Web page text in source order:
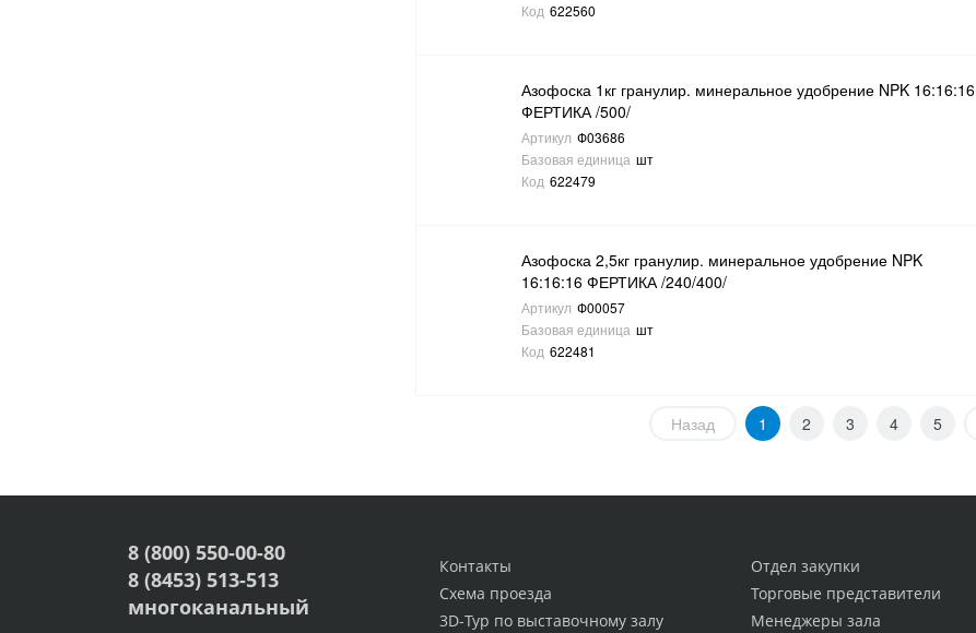
Код 622560
Азофоска 1кг гранулир. минеральное удобрение NPK 16:16:16
ФЕРТИКА /500/
Артикул Ф03686
Базовая единица шт
Код 622479
Азофоска 2,5кг гранулир. минеральное удобрение NPK
16:16:16 ФЕРТИКА /240/400/
Артикул Ф00057
Базовая единица шт
Код 622481
Назад 1 2 3 4 5
Отдел закупки
Торговые представители
Менеджеры зала
Контакты
Схема проезда
3D-Тур по выставочному залу
8 (800) 550-00-80
8 (8453) 513-513
многоканальный